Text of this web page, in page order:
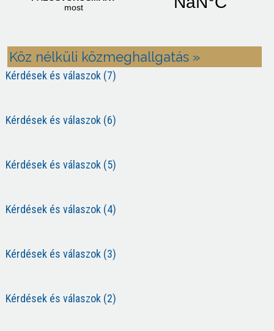
Köz nélküli közmeghallgatás »
Kérdések és válaszok (7)
Kérdések és válaszok (6)
Kérdések és válaszok (5)
Kérdések és válaszok (4)
Kérdések és válaszok (3)
Kérdések és válaszok (2)